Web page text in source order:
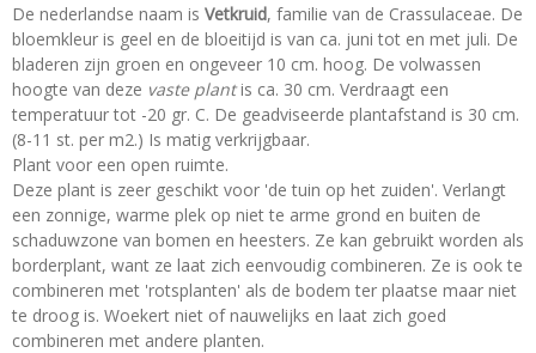
De nederlandse naam is Vetkruid, familie van de Crassulaceae. De
bloemkleur is geel en de bloeitijd is van ca. juni tot en met juli. De
bladeren zijn groen en ongeveer 10 cm. hoog. De volwassen
hoogte van deze vaste plantis ca. 30 cm. Verdraagt een
temperatuur tot -20 gr. C. De geadviseerde plantafstand is 30 cm.
(8-11 st. per m2.) Is matig verkrijgbaar.
Plant voor een open ruimte.
Deze plant is zeer geschikt voor 'de tuin op het zuiden'. Verlangt
een zonnige, warme plek op niet te arme grond en buiten de
schaduwzone van bomen en heesters. Ze kan gebruikt worden als
borderplant, want ze laat zich eenvoudig combineren. Ze is ook te
combineren met 'rotsplanten' als de bodem ter plaatse maar niet
te droog is. Woekert niet of nauwelijks en laat zich goed
combineren met andere planten.